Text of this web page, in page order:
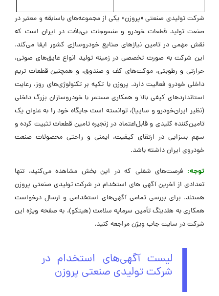
شرکت تولیدی صنعتی «پروزن» یکی از مجموعه‌های باسابقه و معتبر در
صنعت تولید قطعات خودرو و منسوجات بی‌بافت در ایران است که
نقش مهمی در تامین نیازهای صنایع خودروسازی کشور ایفا می‌کند.
این شرکت به صورت تخصصی در زمینه تولید انواع عایق‌های صوتی،
حرارتی و رطوبتی، موکت‌های کف و صندوق، و همچنین قطعات تریم
داخلی خودرو فعالیت دارد. پروزن با تکیه بر تکنولوژی‌های روز، رعایت
استانداردهای کیفی بالا و همکاری مستمر با خودروسازان بزرگ داخلی
(نظیر ایران‌خودرو و سایپا)، توانسته است جایگاه خود را به عنوان یک
تامین‌کننده کلیدی و قابل‌اعتماد در زنجیره تامین قطعات تثبیت کرده و
سهم بسزایی در ارتقای کیفیت، ایمنی و راحتی محصولات صنعت
خودروی ایران داشته باشد.
توجه: فرصت‌های شغلی که در این بخش مشاهده می‌کنید، تنها
تعدادی از آخرین آگهی های استخدام در شرکت تولیدی صنعتی پروزن
هستند. برای بررسی تمامی آگهی‌های استخدامی و ارسال درخواست
همکاری به هلدینگ تأمین سرمایه سلامت (هیتکو)، به صفحه ویژه این
شرکت در ‌سایت جاب ویژن مراجعه کنید.
لیست آگهی‌های استخدام در
شرکت تولیدی صنعتی پروزن